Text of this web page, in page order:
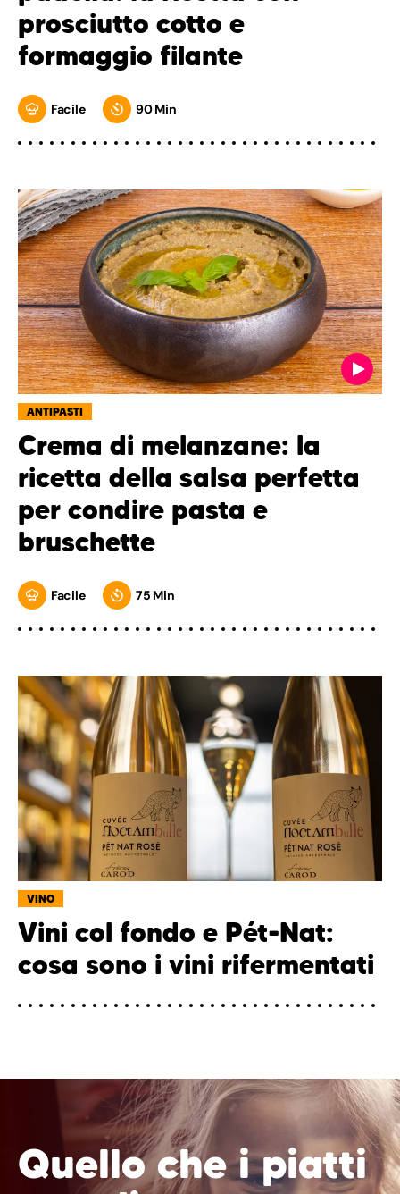
prosciutto cotto e
formaggio filante
Facile 90 Min
ANTIPASTI
Crema di melanzane: la
ricetta della salsa perfetta
per condire pasta e
bruschette
Facile 75 Min
VINO
Vini col fondo e Pét-Nat:
cosa sono i vini rifermentati
Quello che i piatti